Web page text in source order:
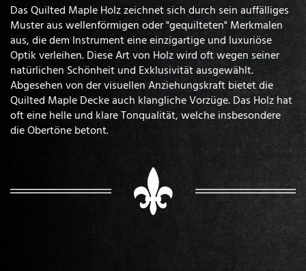
Das Quilted Maple Holz zeichnet sich durch sein auffälliges
Muster aus wellenförmigen oder "gequilteten" Merkmalen
aus, die dem Instrument eine einzigartige und luxuriöse
Optik verleihen. Diese Art von Holz wird oft wegen seiner
natürlichen Schönheit und Exklusivität ausgewählt.
Abgesehen von der visuellen Anziehungskraft bietet die
Quilted Maple Decke auch klangliche Vorzüge. Das Holz hat
oft eine helle und klare Tonqualität, welche insbesondere
die Obertöne betont.